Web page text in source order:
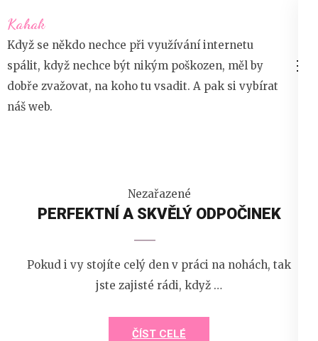
na
obsah
(stiskněte
Enter)
Kahak
Když se někdo nechce při využívání internetu
spálit, když nechce být nikým poškozen, měl by
dobře zvažovat, na koho tu vsadit. A pak si vybírat
náš web.
Nezařazené
PERFEKTNÍ A SKVĚLÝ ODPOČINEK
Pokud i vy stojíte celý den v práci na nohách, tak
jste zajisté rádi, když …
ČÍST CELÉ